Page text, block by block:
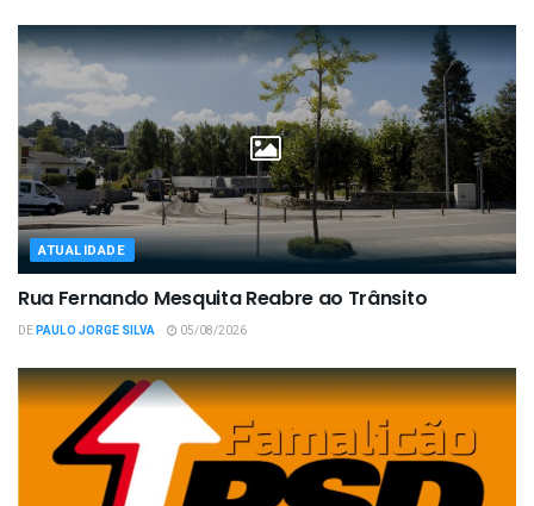
ATUALIDADE
Rua Fernando Mesquita Reabre ao Trânsito
DEPAULO JORGE SILVA 05/08/2026